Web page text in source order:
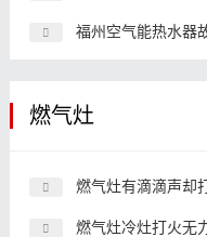
福州空气能热水器
燃气灶
燃气灶有滴滴声却
燃气灶冷灶打火无